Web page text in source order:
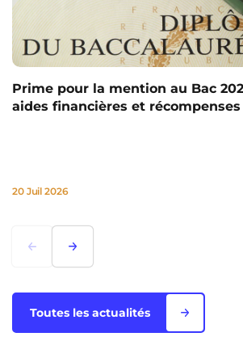
Toutes les actualités
Prime pour la mention au Bac
aides financières et récompenses
20 Juil 2026
Lorem ipsumLorem ipsum